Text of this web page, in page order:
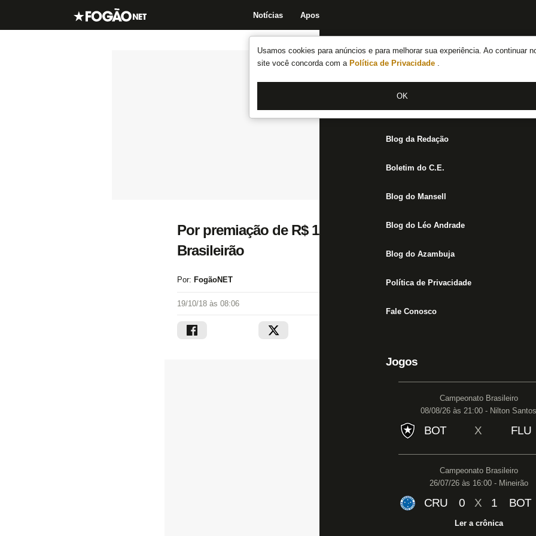
Usamos cookies para anúncios e para melhorar sua experiência. Ao continuar
site você concorda com a Política de Privacidade .
OK
Notícias Apostas
Notícias do Botafogo
Fórum
Jogos
Blog da Redação
Boletim do C.E.
Blog do Mansell
Blog do Léo Andrade
Blog do Azambuja
Política de Privacidade
Fale Conosco
Jogos
Campeonato Brasileiro
08/08/26 às 21:00 - Nilton Santos
BOT X FLU
Campeonato Brasileiro
26/07/26 às 16:00 - Mineirão
CRU 0 X 1 BOT
Ler a crônica
Por premiação de R$ 1,6 milhão, Botafogo mira a
Brasileirão
Por: FogãoNET
19/10/18 às 08:06